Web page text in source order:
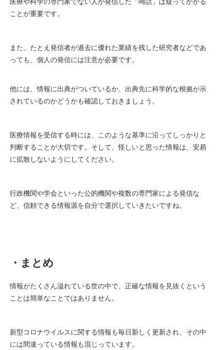
ことが重要です。
また、たとえ発信者が過去に優れた業績を残した研究者などであ
っても、個人の発信には注意が必要です。
他には、情報に出典がついているか、出典先に科学的な根拠が示
されているのかどうかも確認しておきましょう。
医療情報を受信する時には、このような基準に沿ってしっかりと
判断することが大切です。そして、怪しいと思った情報は、安易
に拡散しないようにしてください。
行政機関や学会といった公的機関や複数の専門家による発信な
ど、信頼できる情報源を自分で選択していきたいですね。
・まとめ
情報がたくさん溢れている世の中で、正確な情報を見抜くという
ことは簡単なことではありません。
新型コロナウイルスに関する情報も毎日新しく更新され、その中
には間違っている情報も混じっています。